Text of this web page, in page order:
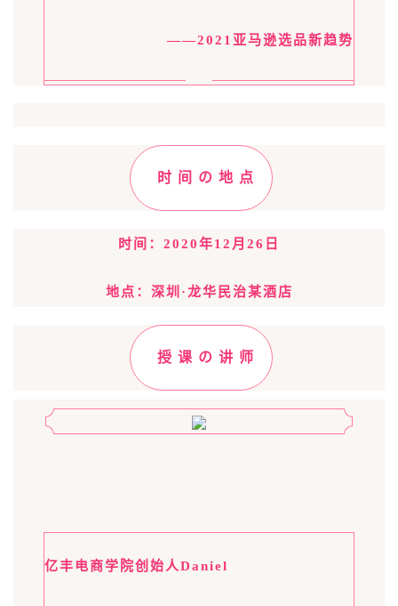
——2021亚马逊选品新趋势
时 间 の 地 点
时间：2020年12月26日
地点：深圳·龙华民治某酒店
授 课 の 讲 师
亿丰电商学院创始人Daniel